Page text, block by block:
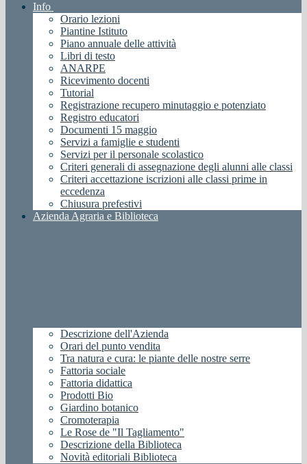
Info
Orario lezioni
Piantine Istituto
Piano annuale delle attività
Libri di testo
ANARPE
Ricevimento docenti
Tutorial
Registrazione recupero minutaggio e potenziato
Registro educatori
Documenti 15 maggio
Servizi a famiglie e studenti
Servizi per il personale scolastico
Criteri generali di assegnazione degli alunni alle classi
Criteri accettazione iscrizioni alle classi prime in
eccedenza
Chiusura prefestivi
Azienda Agraria e Biblioteca
Descrizione dell'Azienda
Orari del punto vendita
Tra natura e cura: le piante delle nostre serre
Fattoria sociale
Fattoria didattica
Prodotti Bio
Giardino botanico
Cromoterapia
Le Rose de "Il Tagliamento"
Descrizione della Biblioteca
Novità editoriali Biblioteca